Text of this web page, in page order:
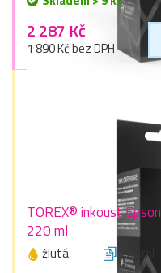
2 287 Kč
1 890 Kč bez DPH
TOREX® inkoust
220 ml
žlutá 220 ml